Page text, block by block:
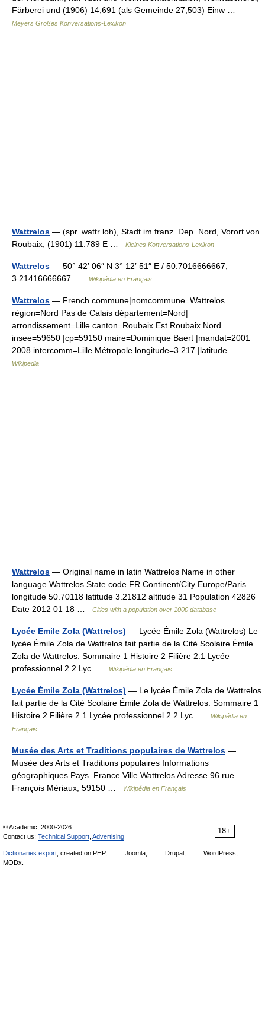
Färberei und (1906) 14,691 (als Gemeinde 27,503) Einw …
Meyers Großes Konversations-Lexikon
Wattrelos — (spr. wattr loh), Stadt im franz. Dep. Nord, Vorort von
Roubaix, (1901) 11.789 E …
Kleines Konversations-Lexikon
Wattrelos — 50° 42′ 06″ N 3° 12′ 51″ E / 50.7016666667,
3.21416666667 …
Wikipédia en Français
Wattrelos — French commune|nomcommune=Wattrelos
région=Nord Pas de Calais département=Nord|
arrondissement=Lille canton=Roubaix Est Roubaix Nord
insee=59650 |cp=59150 maire=Dominique Baert |mandat=2001
2008 intercomm=Lille Métropole longitude=3.217 |latitude …
Wikipedia
Wattrelos — Original name in latin Wattrelos Name in other
language Wattrelos State code FR Continent/City Europe/Paris
longitude 50.70118 latitude 3.21812 altitude 31 Population 42826
Date 2012 01 18 …
Cities with a population over 1000 database
Lycée Emile Zola (Wattrelos) — Lycée Émile Zola (Wattrelos) Le
lycée Émile Zola de Wattrelos fait partie de la Cité Scolaire Émile
Zola de Wattrelos. Sommaire 1 Histoire 2 Filière 2.1 Lycée
professionnel 2.2 Lyc …
Wikipédia en Français
Lycée Émile Zola (Wattrelos) — Le lycée Émile Zola de Wattrelos
fait partie de la Cité Scolaire Émile Zola de Wattrelos. Sommaire 1
Histoire 2 Filière 2.1 Lycée professionnel 2.2 Lyc …
Wikipédia en
Français
Musée des Arts et Traditions populaires de Wattrelos —
Musée des Arts et Traditions populaires Informations
géographiques Pays France Ville Wattrelos Adresse 96 rue
François Mériaux, 59150 …
Wikipédia en Français
18+
© Academic, 2000-2026
Contact us: Technical Support Advertising
Dictionaries export , created on PHP, Joomla, Drupal,
WordPress,
MODx.